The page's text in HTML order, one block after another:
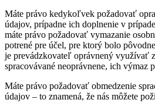
Máte právo kedykoľvek požadovať
údajov, prípadne ich doplnenie v
máte právo požadovať vymazanie
potrené pre účel, pre ktorý bolo
je prevádzkovateľ oprávnený využívať
spracovávané neoprávnene, ich výmaz
Máte právo požadovať obmedzenie
údajov – to znamená, že nás môžete